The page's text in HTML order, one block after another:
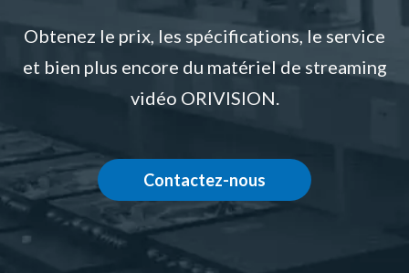
Obtenez le prix, les spécifications, le service
et bien plus encore du matériel de streaming
vidéo ORIVISION.
Contactez-nous